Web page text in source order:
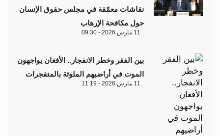
نقاشات معمّقة في مجلس حقوق الإنسان
حول مكافحة الإرهاب
11 مارس 2026 - 09:30
بين الفقر وخطر الانفجار.. الأفغان يواجهون
الموت في أراضيهم الملوثة بالمتفجرات
11 مارس 2026 - 11:19